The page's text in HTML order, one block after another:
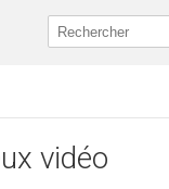
vidéo